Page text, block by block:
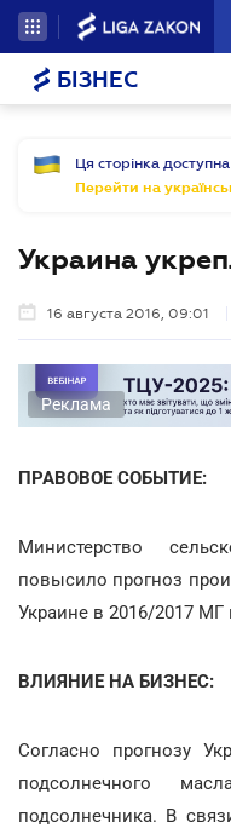
БІЗНЕС
Ця сторінка
Перейти на
Украина
16 августа 2016, 09:01
Реклама
ПРАВОВОЕ СОБЫТИЕ:
Министерство
повысило прогноз
Украине в 2016/2017 МГ
ВЛИЯНИЕ НА БИЗНЕС:
Согласно прогнозу
подсолнечного
подсолнечника. В